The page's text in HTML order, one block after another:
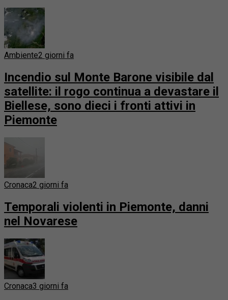
Ambiente2 giorni fa
Incendio sul Monte Barone visibile dal
satellite: il rogo continua a devastare il
Biellese, sono dieci i fronti attivi in
Piemonte
Cronaca2 giorni fa
Temporali violenti in Piemonte, danni
nel Novarese
Cronaca3 giorni fa